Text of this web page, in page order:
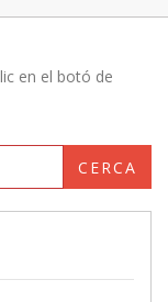
en el botó de
CERCA